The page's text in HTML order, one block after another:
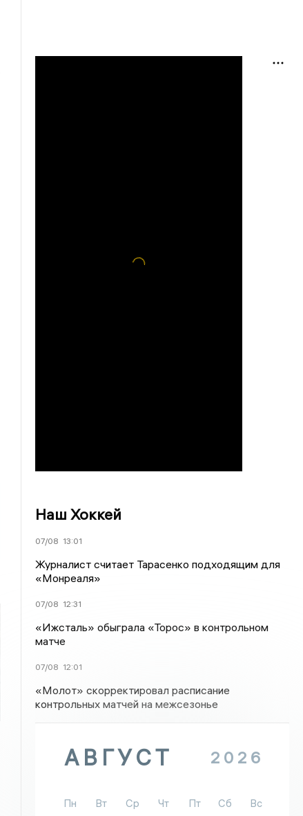
Наш Хоккей
07/08 13:01
Журналист считает Тарасенко подходящим для
«Монреаля»
07/08 12:31
«Ижсталь» обыграла «Торос» в контрольном
матче
07/08 12:01
«Молот» скорректировал расписание
контрольных матчей на межсезонье
АВГУСТ 2026
Пн Вт Ср Чт Пт Сб
Вс